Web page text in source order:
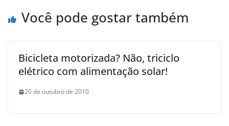
Você pode gostar também
Bicicleta motorizada? Não, triciclo
elétrico com alimentação solar!
20 de outubro de 2010